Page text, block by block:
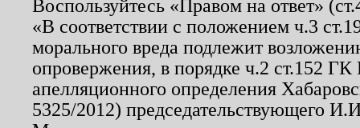
Воспользуйтесь «Правом на ответ»
«В соответствии с положением ч.3
морального вреда подлежит
опровержения, в порядке ч.2 ст.152
апелляционного определения
5325/2012) председательствующего